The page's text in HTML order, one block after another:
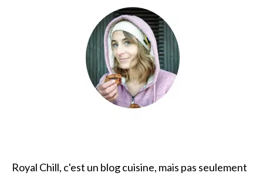
Royal Chill, c'est un blog cuisine, mais pas seulement